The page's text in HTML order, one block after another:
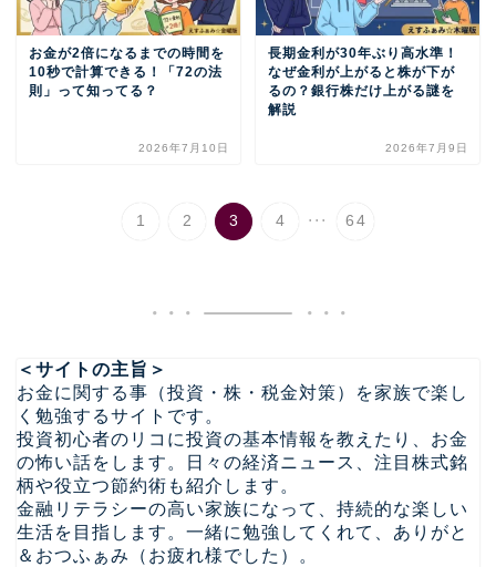
お金が2倍になるまでの時間を
10秒で計算できる！「72の法
則」って知ってる？
2026年7月10日
長期金利が30年ぶり高水準！
なぜ金利が上がると株が下が
るの？銀行株だけ上がる謎を
解説
2026年7月9日
1 2 3 4 ... 64
＜サイトの主旨＞
お金に関する事（投資・株・税金対策）を家族で楽し
く勉強するサイトです。
投資初心者のリコに投資の基本情報を教えたり、お金
の怖い話をします。日々の経済ニュース、注目株式銘
柄や役立つ節約術も紹介します。
金融リテラシーの高い家族になって、持続的な楽しい
生活を目指します。一緒に勉強してくれて、ありがと
＆おつふぁみ（お疲れ様でした）。